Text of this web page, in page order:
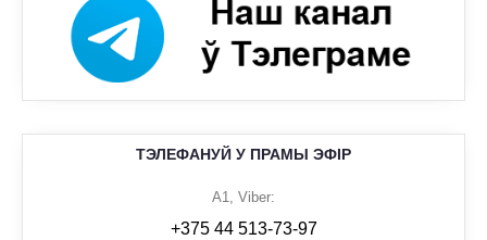
ТЭЛЕФАНУЙ У ПРАМЫ ЭФІР
A1, Viber:
+375 44 513-73-97